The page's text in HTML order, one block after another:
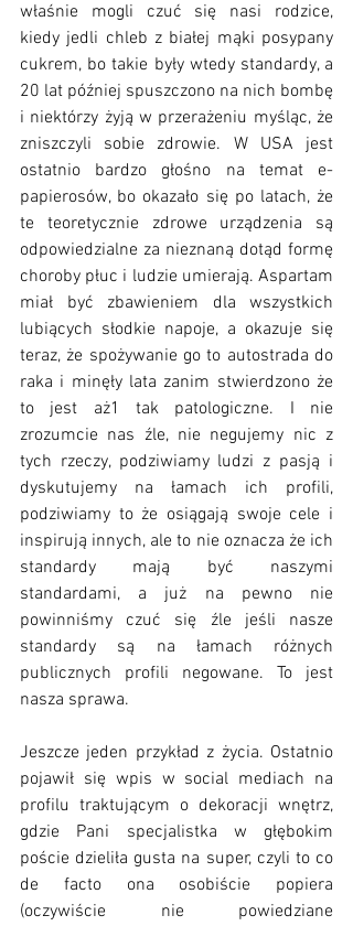
właśnie mogli czuć się nasi rodzice,
kiedy jedli chleb z białej mąki posypany
cukrem, bo takie były wtedy standardy, a
20 lat później spuszczono na nich bombę
i niektórzy żyją w przerażeniu myśląc, że
zniszczyli sobie zdrowie. W USA jest
ostatnio bardzo głośno na temat e-
papierosów, bo okazało się po latach, że
te teoretycznie zdrowe urządzenia są
odpowiedzialne za nieznaną dotąd formę
choroby płuc i ludzie umierają. Aspartam
miał być zbawieniem dla wszystkich
lubiących słodkie napoje, a okazuje się
teraz, że spożywanie go to autostrada do
raka i minęły lata zanim stwierdzono że
to jest aż1 tak patologiczne. I nie
zrozumcie nas źle, nie negujemy nic z
tych rzeczy, podziwiamy ludzi z pasją i
dyskutujemy na łamach ich profili,
podziwiamy to że osiągają swoje cele i
inspirują innych, ale to nie oznacza że ich
standardy mają być naszymi
standardami, a już na pewno nie
powinniśmy czuć się źle jeśli nasze
standardy są na łamach różnych
publicznych profili negowane. To jest
nasza sprawa.
Jeszcze jeden przykład z życia. Ostatnio
pojawił się wpis w social mediach na
profilu traktującym o dekoracji wnętrz,
gdzie Pani specjalistka w głębokim
poście dzieliła gusta na super, czyli to co
de facto ona osobiście popiera
(oczywiście nie powiedziane